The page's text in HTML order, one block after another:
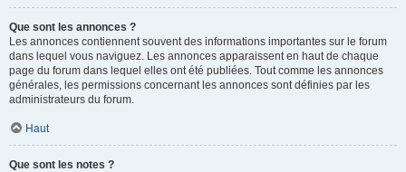
Que sont les annonces ?
Les annonces contiennent souvent des informations importantes sur le forum
dans lequel vous naviguez. Les annonces apparaissent en haut de chaque
page du forum dans lequel elles ont été publiées. Tout comme les annonces
générales, les permissions concernant les annonces sont définies par les
administrateurs du forum.
Haut
Que sont les notes ?